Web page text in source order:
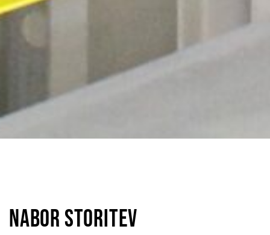
NABOR STORITEV